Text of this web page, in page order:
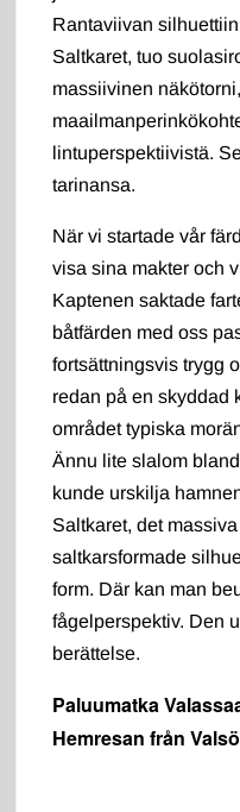
Rantaviivan
Saltkaret, tuo
massiivinen
lintuperspektiivistä.
tarinansa.
När vi startade vår
visa sina makter och
Kaptenen saktade
båtfärden med oss
fortsättningsvis trygg
redan på en skyddad
området typiska
Ännu lite slalom
kunde urskilja
Saltkaret, det
saltkarsformade
form. Där kan man
fågelperspektiv. Den
berättelse.
Paluumatka
Hemresan från